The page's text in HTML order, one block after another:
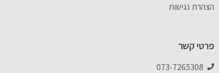
הצהרת נגישות
פרטי קשר
073-7265308